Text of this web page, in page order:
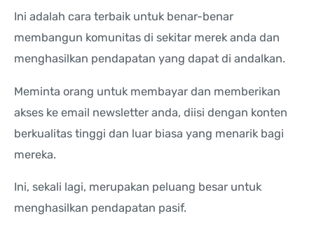
Ini adalah cara terbaik untuk benar-benar
membangun komunitas di sekitar merek anda dan
menghasilkan pendapatan yang dapat di andalkan.
Meminta orang untuk membayar dan memberikan
akses ke email newsletter anda, diisi dengan konten
berkualitas tinggi dan luar biasa yang menarik bagi
mereka.
Ini, sekali lagi, merupakan peluang besar untuk
menghasilkan pendapatan pasif.